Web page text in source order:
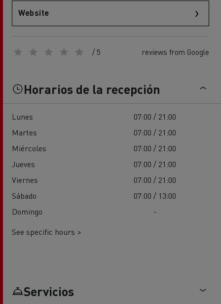
Website
/ 5 reviews from Google
Horarios de la recepción
Lunes
07:00 / 21:00
Martes
07:00 / 21:00
Miércoles
07:00 / 21:00
Jueves
07:00 / 21:00
Viernes
07:00 / 21:00
Sábado
07:00 / 13:00
Domingo
-
See specific hours >
Servicios